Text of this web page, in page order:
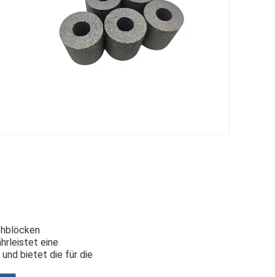
eine
und bietet die für die